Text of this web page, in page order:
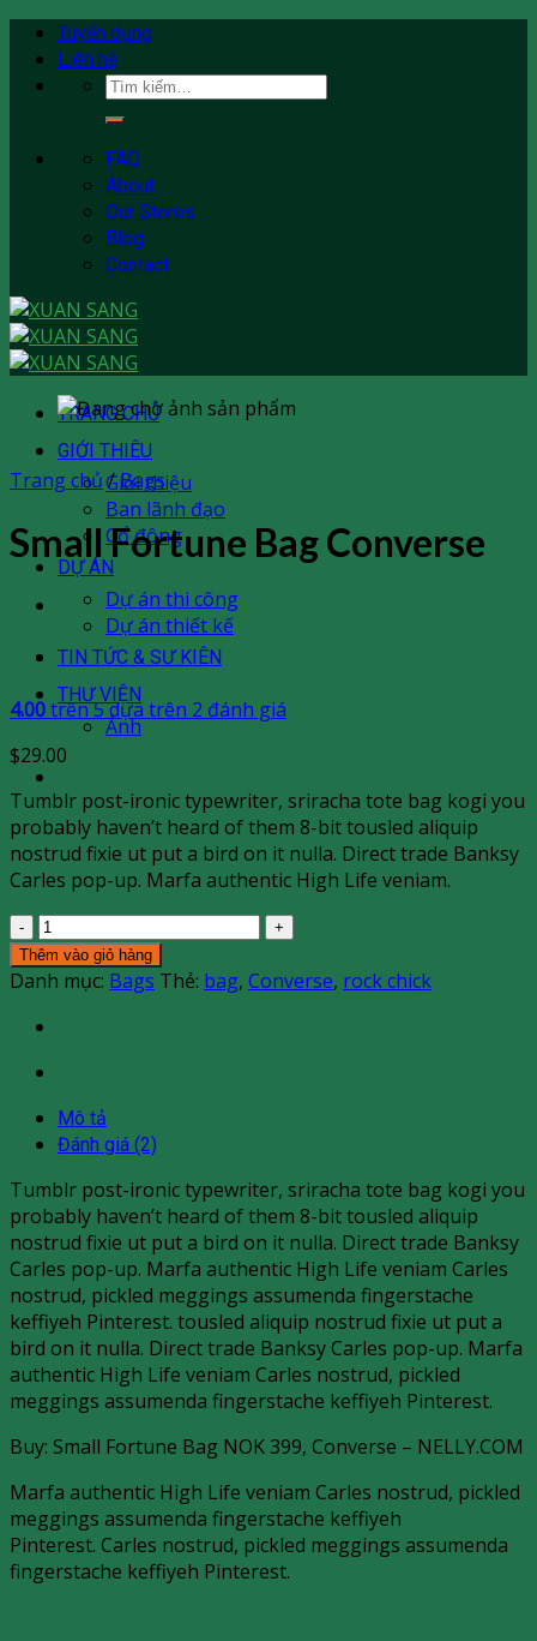
Skip
content
Tuyển dụng
Liên hệ
Tìm
kiếm:
FAQ
About
Our Stores
Blog
Contact
TRANG CHỦ
GIỚI THIÊU
Giới thiệu
Ban lãnh đạo
Cổ đông
DỰ ÁN
Dự án thi công
Dự án thiết kế
TIN TỨC & SƯ KIÊN
THƯ VIỆN
Ảnh
Trang chủ /Bags
Small Fortune Bag Converse
4.00trên 5 dựa trên 2 đánh giá
$29.00
Tumblr post-ironic typewriter, sriracha tote bag kogi you
probably haven’t heard of them 8-bit tousled aliquip
nostrud fixie ut put a bird on it nulla. Direct trade Banksy
Carles pop-up. Marfa authentic High Life veniam.
Small
Fortune
Bag
số
Thêm vào giỏ hàng
Danh mục: Bags Thẻ: bag, Converse, rock chick
Mô tả
Đánh giá (2)
Tumblr post-ironic typewriter, sriracha tote bag kogi you
probably haven’t heard of them 8-bit tousled aliquip
nostrud fixie ut put a bird on it nulla. Direct trade Banksy
Carles pop-up. Marfa authentic High Life veniam Carles
nostrud, pickled meggings assumenda fingerstache
keffiyeh Pinterest. tousled aliquip nostrud fixie ut put a
bird on it nulla. Direct trade Banksy Carles pop-up. Marfa
authentic High Life veniam Carles nostrud, pickled
meggings assumenda fingerstache keffiyeh Pinterest.
Buy: Small Fortune Bag NOK 399, Converse – NELLY.COM
Marfa authentic High Life veniam Carles nostrud, pickled
meggings assumenda fingerstache keffiyeh
Pinterest. Carles nostrud, pickled meggings assumenda
fingerstache keffiyeh Pinterest.